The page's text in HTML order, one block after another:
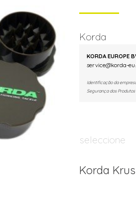
Korda
KORDA EUROPE
service@korda-
Identificação da
Segurança dos Produtos
seleccione
Korda